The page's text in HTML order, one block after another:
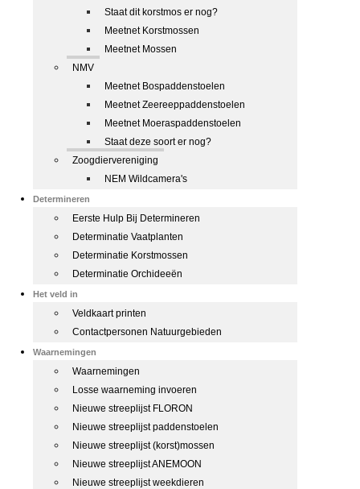
Staat dit korstmos er nog?
Meetnet Korstmossen
Meetnet Mossen
NMV
Meetnet Bospaddenstoelen
Meetnet Zeereeppaddenstoelen
Meetnet Moeraspaddenstoelen
Staat deze soort er nog?
Zoogdiervereniging
NEM Wildcamera's
Determineren
Eerste Hulp Bij Determineren
Determinatie Vaatplanten
Determinatie Korstmossen
Determinatie Orchideeën
Het veld in
Veldkaart printen
Contactpersonen Natuurgebieden
Waarnemingen
Waarnemingen
Losse waarneming invoeren
Nieuwe streeplijst FLORON
Nieuwe streeplijst paddenstoelen
Nieuwe streeplijst (korst)mossen
Nieuwe streeplijst ANEMOON
Nieuwe streeplijst weekdieren